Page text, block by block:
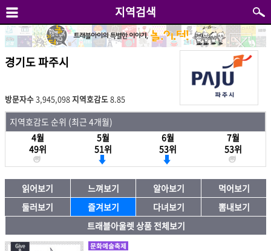
지역검색
경기도 파주시
방문자수 3,945,098지역호감도 8.85
지역호감도 순위 (최근 4개월)
4월
49위
5월
51위
6월
53위
7월
53위
읽어보기 느껴보기 알아보기
먹어보기
둘러보기
즐겨보기 다녀보기
뽐내보기
트래블아울렛 상품 전체보기
문화예술축제